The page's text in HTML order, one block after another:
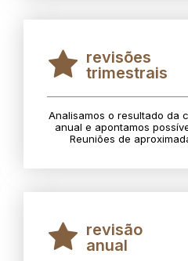
revisões
trimestrais
Analisamos o resultado da
anual e apontamos
Reuniões de
revisão
anual